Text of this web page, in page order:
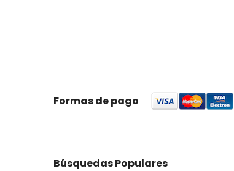
Formas de pago
Búsquedas Populares